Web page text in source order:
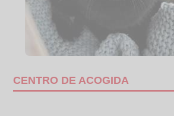
CENTRO DE ACOGIDA